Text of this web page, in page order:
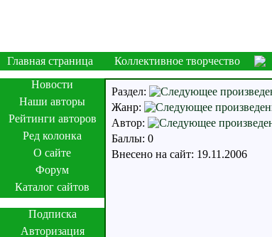
Главная страница Коллективное творчество
Новости
Наши авторы
Рейтинги авторов
Ред колонка
О сайте
Форум
Каталог сайтов
Подписка
Авторизация
Раздел:
Жанр:
Автор:
Баллы: 0
Внесено на сайт: 19.11.2006